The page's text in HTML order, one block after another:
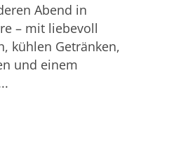
Abend in
– mit liebevoll
kühlen Getränken,
und einem